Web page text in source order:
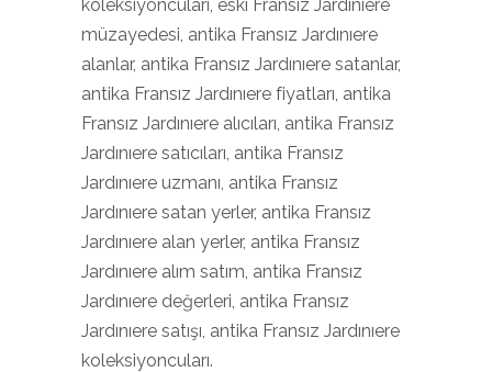
koleksiyoncuları, eski Fransız Jardınıere
müzayedesi, antika Fransız Jardınıere
alanlar, antika Fransız Jardınıere satanlar,
antika Fransız Jardınıere fiyatları, antika
Fransız Jardınıere alıcıları, antika Fransız
Jardınıere satıcıları, antika Fransız
Jardınıere uzmanı, antika Fransız
Jardınıere satan yerler, antika Fransız
Jardınıere alan yerler, antika Fransız
Jardınıere alım satım, antika Fransız
Jardınıere değerleri, antika Fransız
Jardınıere satışı, antika Fransız Jardınıere
koleksiyoncuları.